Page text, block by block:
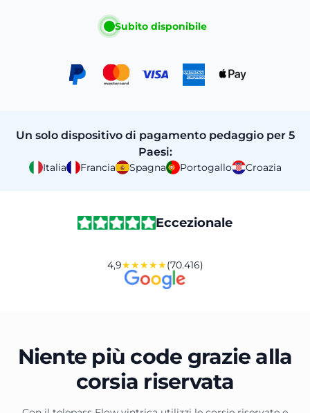
Subito disponibile
Un solo dispositivo di pagamento pedaggio per 5
Paesi:
Italia Francia Spagna Portogallo Croazia
Eccezionale
4,9★★★★★(70.416)
Niente più code grazie alla
corsia riservata